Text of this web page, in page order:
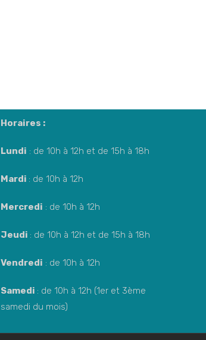
Horaires :
Lundi : de 10h à 12h et de 15h à 18h
Mardi : de 10h à 12h
Mercredi : de 10h à 12h
Jeudi : de 10h à 12h et de 15h à 18h
Vendredi : de 10h à 12h
Samedi : de 10h à 12h (1er et 3ème
samedi du mois)